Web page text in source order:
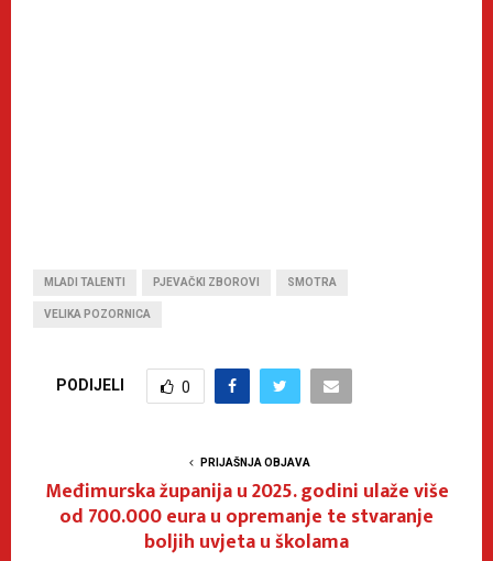
MLADI TALENTI PJEVAČKI ZBOROVI SMOTRA
VELIKA POZORNICA
PODIJELI 0
PRIJAŠNJA OBJAVA
Međimurska županija u 2025. godini ulaže više
od 700.000 eura u opremanje te stvaranje
boljih uvjeta u školama